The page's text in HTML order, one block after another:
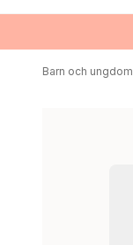
Barn och ungdom